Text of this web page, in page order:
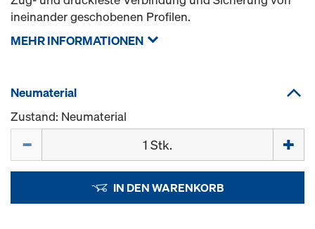
ineinander geschobenen Profilen.
MEHR INFORMATIONEN
Neumaterial
Zustand: Neumaterial
IN DEN WARENKORB